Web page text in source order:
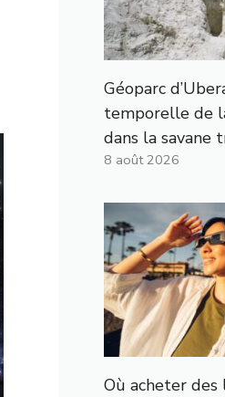
Géoparc
temporelle de
dans la savane
8 août 2026
Où acheter